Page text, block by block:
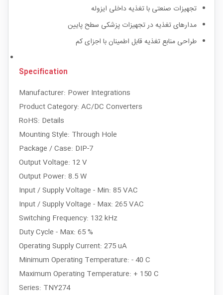
تجهیزات صنعتی با تغذیه داخلی ایزوله
مدارهای تغذیه در تجهیزات پزشکی سطح پایین
طراحی منابع تغذیه قابل اطمینان با اجزای کم
Specification
Manufacturer: Power Integrations
Product Category: AC/DC Converters
RoHS: Details
Mounting Style: Through Hole
Package / Case: DIP-7
Output Voltage: 12 V
Output Power: 8.5 W
Input / Supply Voltage - Min: 85 VAC
Input / Supply Voltage - Max: 265 VAC
Switching Frequency: 132 kHz
Duty Cycle - Max: 65 %
Operating Supply Current: 275 uA
Minimum Operating Temperature: - 40 C
Maximum Operating Temperature: + 150 C
Series: TNY274